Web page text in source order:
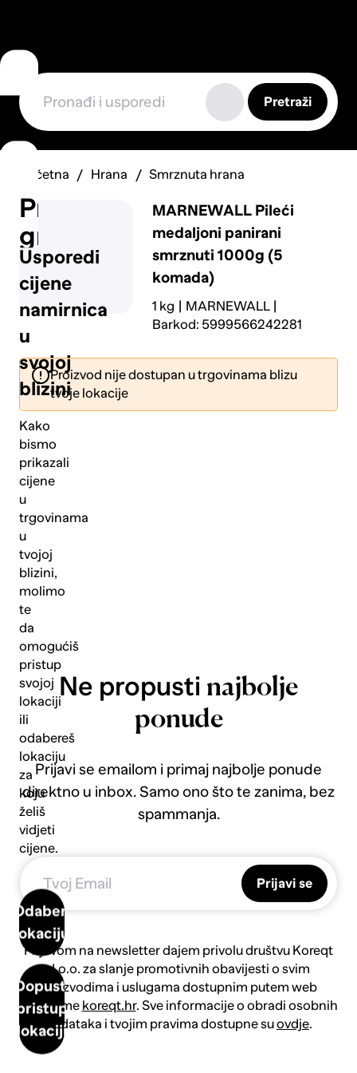
Usporedi
cijene
namirnica
u
svojoj
blizini
Kako
bismo
prikazali
cijene
u
trgovinama
u
tvojoj
blizini,
molimo
te
da
omogućiš
pristup
svojoj
lokaciji
ili
odabereš
lokaciju
za
koju
želiš
vidjeti
cijene.
Odaberi
lokaciju
Dopusti
pristup
lokaciji
Prijavi
grešku
Pošalji
Pretraži
Početna Hrana Smrznuta hrana
MARNEWALL Pileći
medaljoni panirani
smrznuti 1000g (5
komada)
1 kg
MARNEWALL
Barkod: 5999566242281
Proizvod nije dostupan u trgovinama blizu
tvoje lokacije
Ne propusti najbolje
ponude
Prijavi se emailom i primaj najbolje ponude
direktno u inbox. Samo ono što te zanima, bez
spammanja.
Prijavi se
Prijavom na newsletter dajem privolu društvu Koreqt
d.o.o. za slanje promotivnih obavijesti o svim
proizvodima i uslugama dostupnim putem web
platforme koreqt.hr. Sve informacije o obradi osobnih
podataka i tvojim pravima dostupne suovdje.